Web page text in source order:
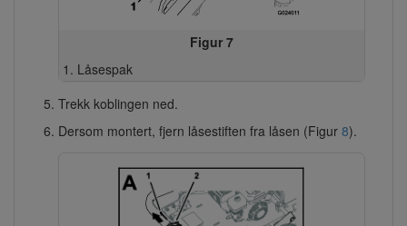
Figur 7
Låsespak
Trekk koblingen ned.
Dersom montert, fjern låsestiften fra låsen (Figur 8).